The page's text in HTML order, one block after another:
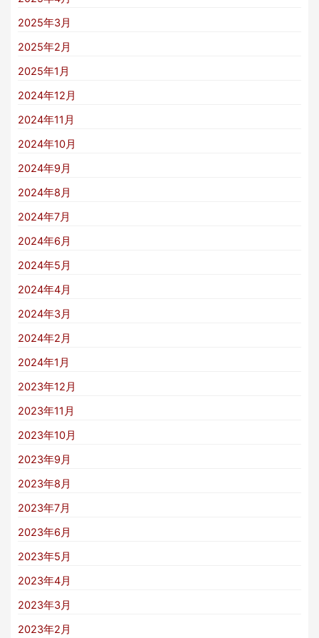
2025年3月
2025年2月
2025年1月
2024年12月
2024年11月
2024年10月
2024年9月
2024年8月
2024年7月
2024年6月
2024年5月
2024年4月
2024年3月
2024年2月
2024年1月
2023年12月
2023年11月
2023年10月
2023年9月
2023年8月
2023年7月
2023年6月
2023年5月
2023年4月
2023年3月
2023年2月